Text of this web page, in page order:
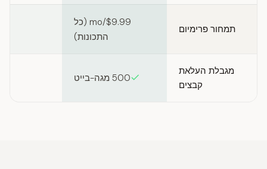
תמחור פרימיום
$9.99/mo (כל
התכונות)
מגבלת העלאת
קבצים
500 מגה-בייט